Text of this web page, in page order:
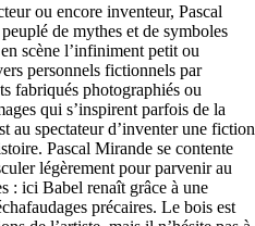
ou encore inventeur, Pascal
de mythes et de symboles
scène l’infiniment petit ou
personnels fictionnels par
fabriqués photographiés ou
qui s’inspirent parfois de la
au spectateur d’inventer une fiction
Pascal Mirande se contente
légèrement pour parvenir au
: ici Babel renaît grâce à une
précaires. Le bois est